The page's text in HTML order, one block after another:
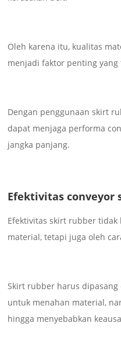
Oleh karena itu, kualitas
menjadi faktor penting
Dengan penggunaan skirt
dapat menjaga performa
jangka panjang.
Efektivitas conveyor
Efektivitas skirt rubber
material, tetapi juga oleh
Skirt rubber harus
untuk menahan material,
hingga menyebabkan